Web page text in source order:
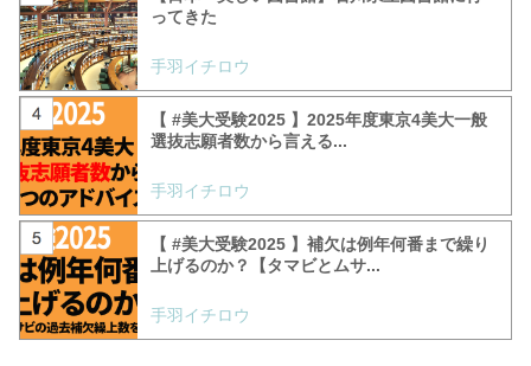
ってきた
手羽イチロウ
【 #美大受験2025 】2025年度東京4美大一般
選抜志願者数から言える...
手羽イチロウ
【 #美大受験2025 】補欠は例年何番まで繰り
上げるのか？【タマビとムサ...
手羽イチロウ